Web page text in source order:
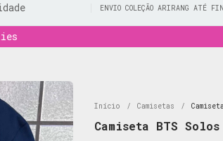
ENVIO COLEÇÃO ARIRANG ATÉ
Início / Camisetas /
Camiseta BTS Solos